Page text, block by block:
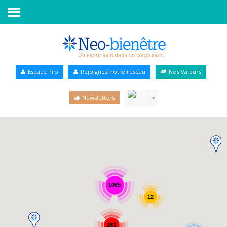
Annuaire Bien-être
Espace Pro Rejoignez notre réseau Nos Valeurs
Newsletters
1085
263
12